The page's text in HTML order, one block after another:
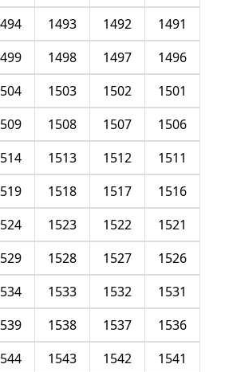
1491
1492
1493
1496
1497
1498
1501
1502
1503
1506
1507
1508
1511
1512
1513
1516
1517
1518
1521
1522
1523
1526
1527
1528
1531
1532
1533
1536
1537
1538
1541
1542
1543